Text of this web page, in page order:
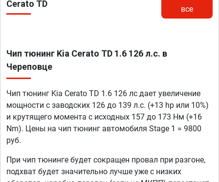
Cerato TD
все
Чип тюнинг Kia Cerato TD 1.6 126 л.с. в
Череповце
Чип тюнинг Kia Cerato TD 1.6 126 лс дает увеличение
мощности с заводских 126 до 139 л.с. (+13 hp или 10%)
и крутящего момента с исходных 157 до 173 Нм (+16
Nm). Цены на чип тюнинг автомобиля Stage 1 = 9800
руб.
При чип тюнинге будет сокращен провал при разгоне,
подхват будет значительно лучше уже с низких